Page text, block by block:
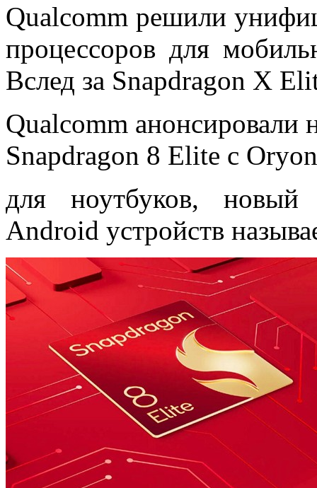
Qualcomm решили
процессоров для
Вслед за Snapdragon X
Qualcomm анонсировали
Snapdragon 8 Elite с
для ноутбуков, новый
Android устройств